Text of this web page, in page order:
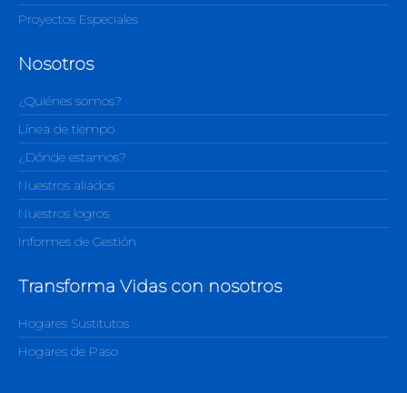
Proyectos Especiales
Nosotros
¿Quiénes somos?
Línea de tiempo
¿Dónde estamos?
Nuestros aliados
Nuestros logros
Informes de Gestión
Transforma Vidas con nosotros
Hogares Sustitutos
Hogares de Paso